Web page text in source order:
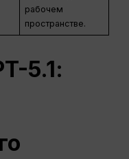
рабочем
пространстве.
5.1: